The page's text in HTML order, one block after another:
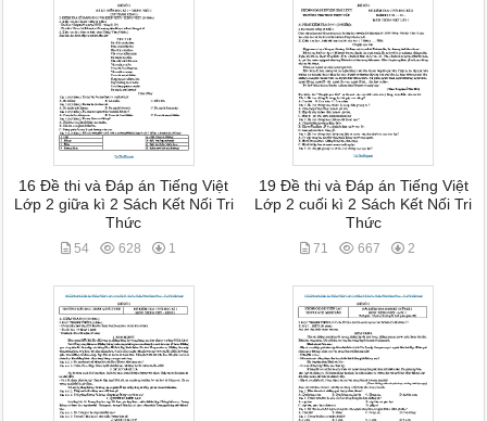
16 Đề thi và Đáp án Tiếng Việt
Lớp 2 giữa kì 2 Sách Kết Nối Tri
Thức
54 628 1
19 Đề thi và Đáp án Tiếng Việt
Lớp 2 cuối kì 2 Sách Kết Nối Tri
Thức
71 667 2